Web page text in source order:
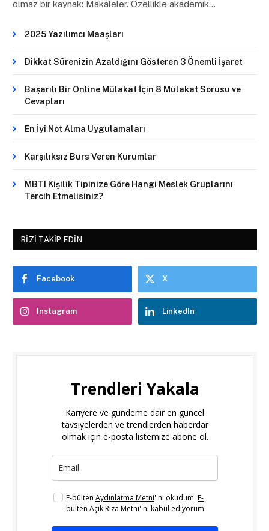
olmaz bir kaynak: Makaleler. Özellikle akademik…
2025 Yazılımcı Maaşları
Dikkat Sürenizin Azaldığını Gösteren 3 Önemli İşaret
Başarılı Bir Online Mülakat İçin 8 Mülakat Sorusu ve
Cevapları
En İyi Not Alma Uygulamaları
Karşılıksız Burs Veren Kurumlar
MBTI Kişilik Tipinize Göre Hangi Meslek Gruplarını
Tercih Etmelisiniz?
BIZI TAKIP EDIN
Facebook X
Instagram LinkedIn
Trendleri Yakala
Kariyere ve gündeme dair en güncel
tavsiyelerden ve trendlerden haberdar
olmak için e-posta listemize abone ol.
E-bülten Aydınlatma Metni''ni okudum. E-
bülten Açık Rıza Metni''ni kabul ediyorum.